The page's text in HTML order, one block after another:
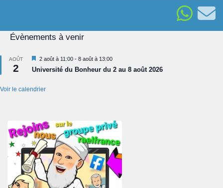
Évènements à venir
AOÛT
2
Mis
en
avant
2 août à 11:00 - 8 août à 13:00
Université du Bonheur du 2 au 8 août 2026
Voir le calendrier